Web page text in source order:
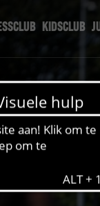
KIDSCLUB